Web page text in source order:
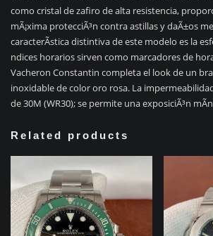
como cristal de zafiro de alta resistencia,
mÃ¡xima protecciÃ³n contra astillas y daÃ±os
caracterÃ­stica distintiva de este modelo es la
ndices horarios sirven como marcadores de
Vacheron Constantin completa el look de un
inoxidable de color oro rosa. La
de 30M (WR30); se permite una exposiciÃ³n
Related products